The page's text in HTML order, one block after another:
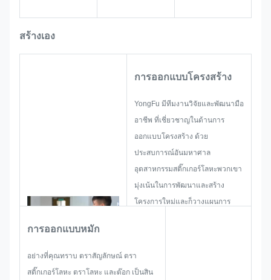
สร้างเอง
การออกแบบโครงสร้าง
YongFu มีทีมงานวิจัยและพัฒนามือ
อาชีพ ที่เชี่ยวชาญในด้านการ
ออกแบบโครงสร้าง ด้วย
ประสบการณ์อันมหาศาล
อุตสาหกรรมสติ๊กเกอร์โลหะพวกเขา
มุ่งเน้นในการพัฒนาและสร้าง
โครงการใหม่และก็วางแผนการ
สติ๊กเกอร์โลหะ, ตราสติ๊กเกอร์โลหะ
การออกแบบหมัก
อย่างที่คุณทราบ ตราสัญลักษณ์ ตรา
สติ๊กเกอร์โลหะ ตราโลหะ และต๊อก เป็นสิน